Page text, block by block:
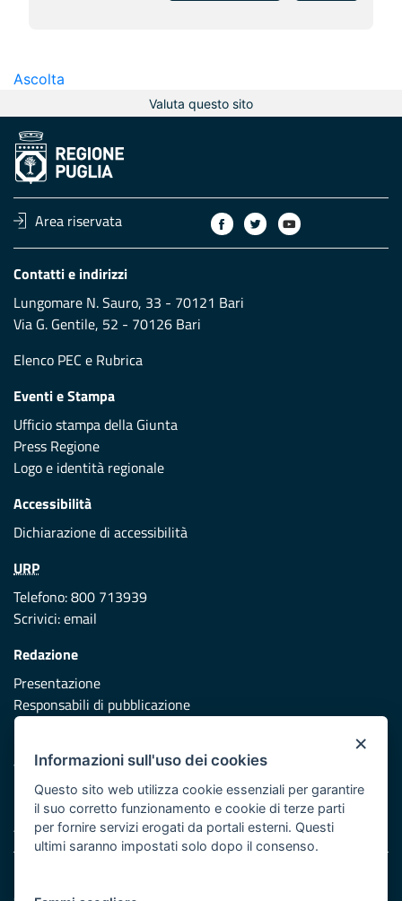
Ascolta
Valuta questo sito
Area riservata
Contatti e indirizzi
Lungomare N. Sauro, 33 - 70121 Bari
Via G. Gentile, 52 - 70126 Bari
Elenco PEC e Rubrica
Eventi e Stampa
Ufficio stampa della Giunta
Press Regione
Logo e identità regionale
Accessibilità
Dichiarazione di accessibilità
URP
Telefono: 800 713939
Scrivici:email
Redazione
Presentazione
Responsabili di pubblicazione
Vai al sito di Protezione Civile Puglia
Iniziativa finanziata con risorse del POR Puglia 2014/2020 -
Asse XI
×
Informazioni sull'uso dei cookies
Questo sito web utilizza cookie essenziali per garantire
il suo corretto funzionamento e cookie di terze parti
per fornire servizi erogati da portali esterni. Questi
ultimi saranno impostati solo dopo il consenso.